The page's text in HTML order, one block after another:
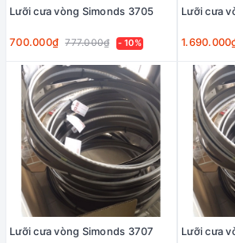
Lưỡi cưa vòng Simonds 3705
700.000₫ 777.000₫ - 10%
Lưỡi cưa
Lưỡi cưa vòng Simonds 3707 Lưỡi cưa